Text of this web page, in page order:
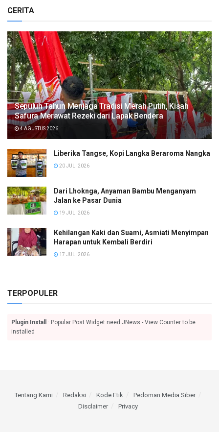
CERITA
Sepuluh Tahun Menjaga Tradisi Merah Putih, Kisah
Safura Merawat Rezeki dari Lapak Bendera
4 AGUSTUS 2026
Liberika Tangse, Kopi Langka Beraroma Nangka
20 JULI 2026
Dari Lhoknga, Anyaman Bambu Menganyam
Jalan ke Pasar Dunia
19 JULI 2026
Kehilangan Kaki dan Suami, Asmiati Menyimpan
Harapan untuk Kembali Berdiri
17 JULI 2026
TERPOPULER
Plugin Install
: Popular Post Widget need JNews - View Counter to be
installed
Tentang Kami Redaksi Kode Etik
Pedoman Media Siber
Disclaimer
Privacy